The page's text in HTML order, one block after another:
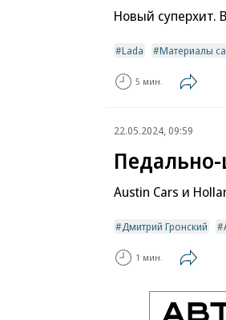
Новый суперхит.
Lada Материалы
5 мин.
22.05.2024, 09:59
Austin Cars и
Дмитрий Гронский
1 мин.